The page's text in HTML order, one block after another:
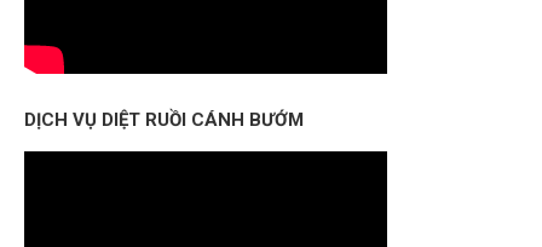
DỊCH VỤ DIỆT RUỒI CÁNH BƯỚM